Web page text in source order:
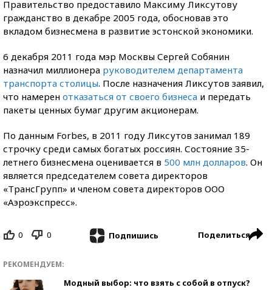
Правительство предоставило Максиму Ликсутову
гражданство в декабре 2005 года, обосновав это
вкладом бизнесмена в развитие эстонской экономики.
6 декабря 2011 года мэр Москвы Сергей Собянин
назначил миллионера руководителем департамента
транспорта столицы. После назначения Ликсутов заявил,
что намерен отказаться от своего бизнеса и передать
пакеты ценных бумаг другим акционерам.
По данным Forbes, в 2011 году Ликсутов занимал 189
строчку среди самых богатых россиян. Состояние 35-
летнего бизнесмена оценивается в 500 млн долларов. Он
является председателем совета директоров
«ТрансГрупп» и членом совета директоров ООО
«Аэроэкспресс».
0 0 Подпишись Поделиться
РЕКОМЕНДУЕМ:
Модный выбор: что взять с собой в отпуск?